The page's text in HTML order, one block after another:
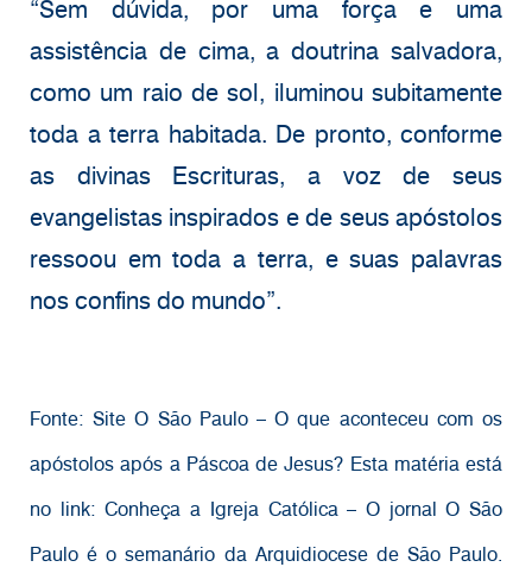
“Sem dúvida, por uma força e uma
assistência de cima, a doutrina salvadora,
como um raio de sol, iluminou subitamente
toda a terra habitada. De pronto, conforme
as divinas Escrituras, a voz de seus
evangelistas inspirados e de seus apóstolos
ressoou em toda a terra, e suas palavras
nos confins do mundo”.
Fonte: Site O São Paulo – O que aconteceu com os
apóstolos após a Páscoa de Jesus? Esta matéria está
no link: Conheça a Igreja Católica – O jornal O São
Paulo é o semanário da Arquidiocese de São Paulo.